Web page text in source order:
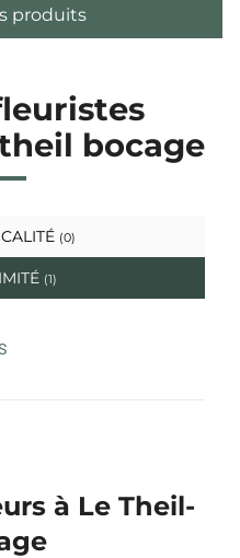
produits
bocage
(0)
(1)
à Le Theil-